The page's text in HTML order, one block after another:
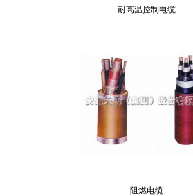
耐高温控制电缆
阻燃电缆